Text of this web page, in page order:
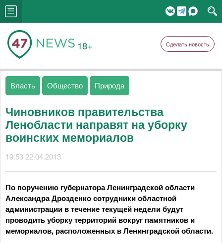
18+ Сделать новость
Власть Общество Природа
Чиновников правительства
Ленобласти направят на уборку
воинских мемориалов
19:53 22.04.2013
По поручению губернатора Ленинградской области
Александра Дрозденко сотрудники областной
администрации в течение текущей недели будут
проводить уборку территорий вокруг памятников и
мемориалов, расположенных в Ленинградской области.